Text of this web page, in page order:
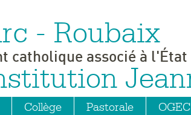
- Roubaix
catholique associé à l'État
Collège Pastorale OGEC